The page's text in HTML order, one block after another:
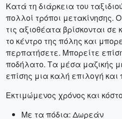
Κατά τη διάρκεια του
πολλοί τρόποι μετακίνησης.
τις αξιοθέατα βρίσκονται
το κέντρο της πόλης και
περπατήσετε. Μπορείτε
ποδήλατο. Τα μέσα μαζικής
επίσης μια καλή επιλογή
Εκτιμώμενος χρόνος και
Με τα πόδια: Δωρεάν